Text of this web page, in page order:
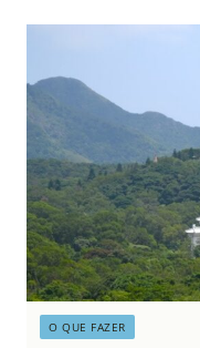
O QUE FAZER